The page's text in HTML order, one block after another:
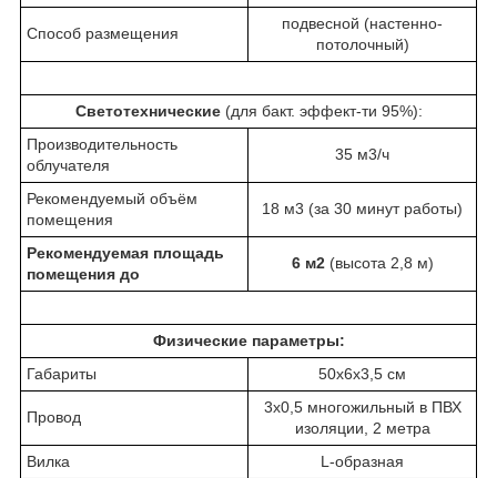
Способ размещения
подвесной (настенно-
потолочный)
Светотехнические (для бакт. эффект-ти 95%):
Производительность
облучателя
35 м3/ч
Рекомендуемый объём
помещения
18 м3 (за 30 минут работы)
Рекомендуемая площадь
помещения до
6 м2(высота 2,8 м)
Физические параметры:
Габариты
50х6х3,5 см
Провод
3х0,5 многожильный в ПВХ
изоляции, 2 метра
Вилка
L-образная